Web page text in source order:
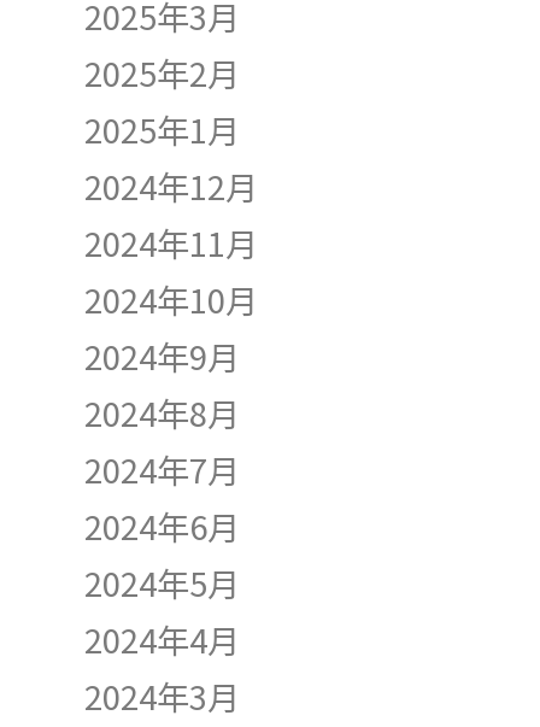
2025年3月
2025年2月
2025年1月
2024年12月
2024年11月
2024年10月
2024年9月
2024年8月
2024年7月
2024年6月
2024年5月
2024年4月
2024年3月